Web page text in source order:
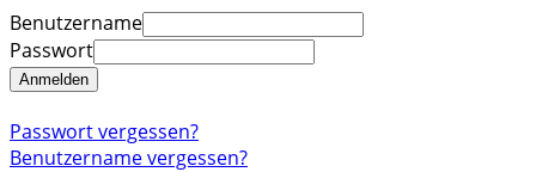
Benutzername
Passwort
Anmelden
Passwort vergessen?
Benutzername vergessen?